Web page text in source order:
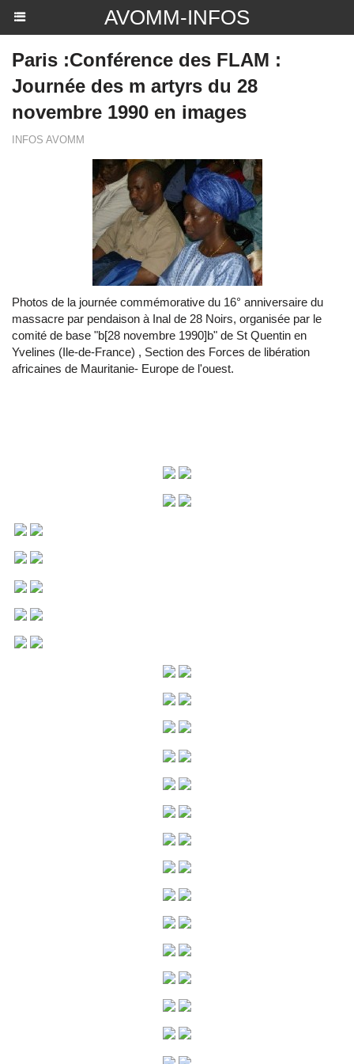
AVOMM-INFOS
Paris :Conférence des FLAM :
Journée des m artyrs du 28
novembre 1990 en images
INFOS AVOMM
Photos de la journée commémorative du 16° anniversaire du
massacre par pendaison à Inal de 28 Noirs, organisée par le
comité de base "b[28 novembre 1990]b" de St Quentin en
Yvelines (Ile-de-France) , Section des Forces de libération
africaines de Mauritanie- Europe de l'ouest.